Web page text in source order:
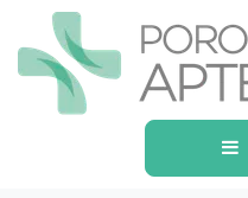
Siirry pääsisältöön